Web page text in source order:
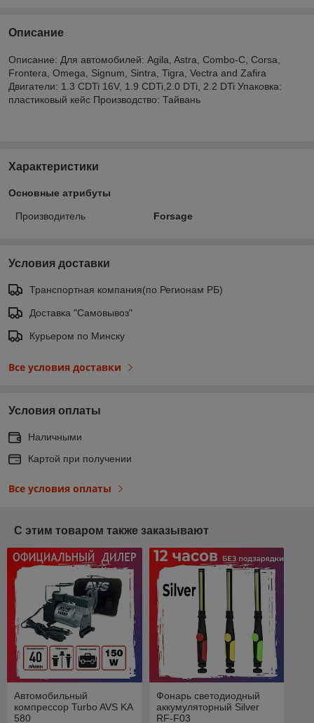
Описание
Описание: Для автомобилей: Agila, Astra, Combo-C, Corsa,
Frontera, Omega, Signum, Sintra, Tigra, Vectra and Zafira
Двигатели: 1.3 CDTi 16V, 1.9 CDTi,2.0 DTi, 2.2 DTi Упаковка:
пластиковый кейс Производство: Тайвань
Характеристики
Основные атрибуты
Производитель Forsage
Условия доставки
Транспортная компания(по Регионам РБ)
Доставка "Самовывоз"
Курьером по Минску
Все условия доставки
Условия оплаты
Наличными
Картой при получении
Все условия оплаты
С этим товаром также заказывают
Автомобильный
компрессор Turbo AVS KA
580
Фонарь светодиодный
аккумуляторный Silver
RF-F03